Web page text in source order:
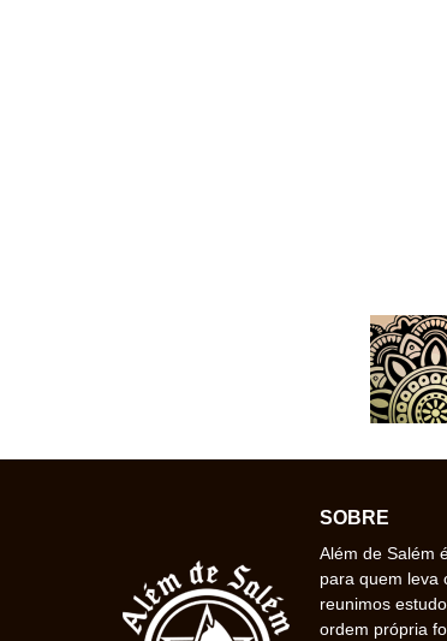
SOBRE
Além de Salém
para quem leva
reunimos
ordem própria